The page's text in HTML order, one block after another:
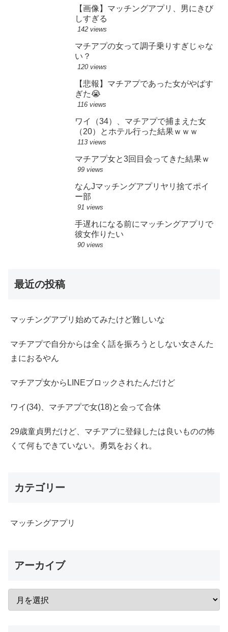
【画像】マッチングアプリ、男にきび
しすぎる
142 views
マチアプの女って調子乗りすぎじゃな
い？
120 views
【悲報】マチアプであった女がやばす
ぎた😭
116 views
ワイ（34）、マチアプで捕まえた女
（20）とホテル行った結果ｗｗｗ
113 views
マチアプ女と3回目会ってきた結果ｗ
99 views
なんJマッチングアプリヤリ捨てポイ
ー部
91 views
手遅れになる前にマッチングアプリで
彼女作りたい
90 views
最近の投稿
マッチングアプリ始めてみたけど難しいな
マチアプで自分からは全く話を振ろうとしない女さんた
まにおるやん
マチアプ女からLINEブロックされたんだけど
ワイ(34)、マチアプで女(18)と会って合体
29歳童貞男だけど、マチアプに登録したは良いものの怖
くて何もできていない。勇気をおくれ。
カテゴリー
マッチングアプリ
アーカイブ